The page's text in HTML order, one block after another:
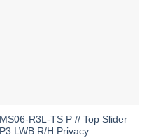
MS06-R3L-TS P // Top Slider
P3 LWB R/H Privacy